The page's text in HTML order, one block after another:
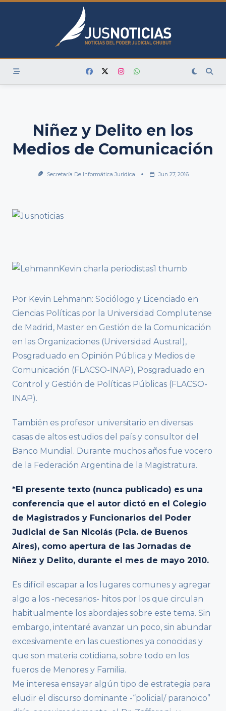
Skip
Niñez y Delito en los
Medios de Comunicación
Secretaría De Informática Jurídica Jun 27, 2016
Por Kevin Lehmann: Sociólogo y Licenciado en
Ciencias Políticas por la Universidad Complutense
de Madrid, Master en Gestión de la Comunicación
en las Organizaciones (Universidad Austral),
Posgraduado en Opinión Pública y Medios de
Comunicación (FLACSO-INAP), Posgraduado en
Control y Gestión de Políticas Públicas (FLACSO-
INAP).
También es profesor universitario en diversas
casas de altos estudios del país y consultor del
Banco Mundial. Durante muchos años fue vocero
de la Federación Argentina de la Magistratura.
*El presente texto (nunca publicado) es una
conferencia que el autor dictó en el Colegio
de Magistrados y Funcionarios del Poder
Judicial de San Nicolás (Pcia. de Buenos
Aires), como apertura de las Jornadas de
Niñez y Delito, durante el mes de mayo 2010.
Es difícil escapar a los lugares comunes y agregar
algo a los -necesarios- hitos por los que circulan
habitualmente los abordajes sobre este tema. Sin
embargo, intentaré avanzar un poco, sin abundar
excesivamente en las cuestiones ya conocidas y
que son materia cotidiana, sobre todo en los
fueros de Menores y Familia.
Me interesa ensayar algún tipo de estrategia para
eludir el discurso dominante -“policial/ paranoico”